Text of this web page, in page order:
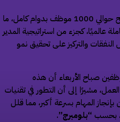
أعلنت شركة”سناب” خطة لتسريح حوالي 1000 موظف بدوام كامل، ما
عالميًا، كجزء من استراتيجية المدير
والتركيز على تحقيق نمو
صباح الأربعاء أن هذه
مشيرًا إلى أن التطور في تقنيات
المهام بسرعة أكبر، مما قلل
بحسب“بلومبرج”.